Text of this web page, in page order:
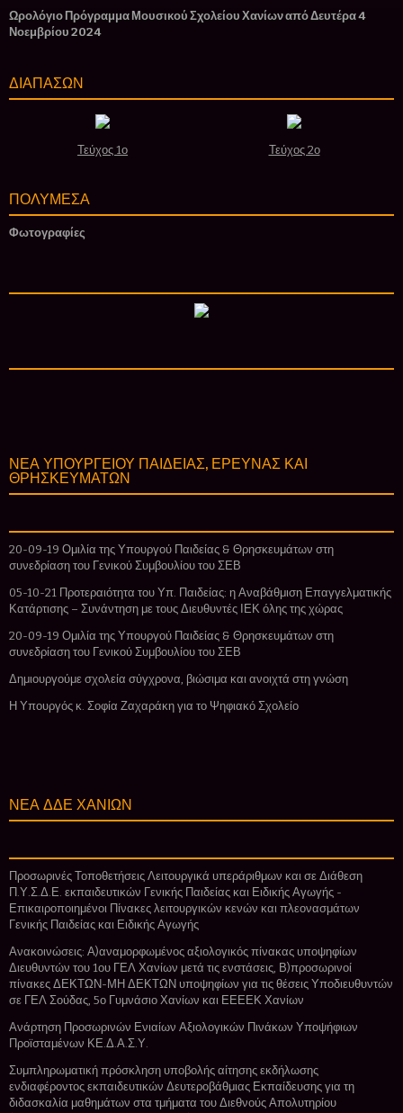
Ωρολόγιο Πρόγραμμα Μουσικού Σχολείου Χανίων από Δευτέρα 4
Νοεμβρίου 2024
ΔΙΑΠΑΣΩΝ
Τεύχος 1ο Τεύχος 2ο
ΠΟΛΥΜΕΣΑ
Φωτογραφίες
ΝΕΑ ΥΠΟΥΡΓΕΙΟΥ ΠΑΙΔΕΙΑΣ, ΕΡΕΥΝΑΣ ΚΑΙ
ΘΡΗΣΚΕΥΜΑΤΩΝ
20-09-19 Ομιλία της Υπουργού Παιδείας & Θρησκευμάτων στη
συνεδρίαση του Γενικού Συμβουλίου του ΣΕΒ
05-10-21 Προτεραιότητα του Υπ. Παιδείας: η Αναβάθμιση Επαγγελματικής
Κατάρτισης – Συνάντηση με τους Διευθυντές ΙΕΚ όλης της χώρας
20-09-19 Ομιλία της Υπουργού Παιδείας & Θρησκευμάτων στη
συνεδρίαση του Γενικού Συμβουλίου του ΣΕΒ
Δημιουργούμε σχολεία σύγχρονα, βιώσιμα και ανοιχτά στη γνώση
Η Υπουργός κ. Σοφία Ζαχαράκη για το Ψηφιακό Σχολείο
ΝΕΑ ΔΔΕ ΧΑΝΙΩΝ
Προσωρινές Τοποθετήσεις Λειτουργικά υπεράριθμων και σε Διάθεση
Π.Υ.Σ.Δ.Ε. εκπαιδευτικών Γενικής Παιδείας και Ειδικής Αγωγής -
Επικαιροποιημένοι Πίνακες λειτουργικών κενών και πλεονασμάτων
Γενικής Παιδείας και Ειδικής Αγωγής
Ανακοινώσεις: Α)αναμορφωμένος αξιολογικός πίνακας υποψηφίων
Διευθυντών του 1ου ΓΕΛ Χανίων μετά τις ενστάσεις, Β)προσωρινοί
πίνακες ΔΕΚΤΩΝ-ΜΗ ΔΕΚΤΩΝ υποψηφίων για τις θέσεις Υποδιευθυντών
σε ΓΕΛ Σούδας, 5ο Γυμνάσιο Χανίων και ΕΕΕΕΚ Χανίων
Ανάρτηση Προσωρινών Ενιαίων Αξιολογικών Πινάκων Υποψήφιων
Προϊσταμένων ΚΕ.Δ.Α.Σ.Υ.
Συμπληρωματική πρόσκληση υποβολής αίτησης εκδήλωσης
ενδιαφέροντος εκπαιδευτικών Δευτεροβάθμιας Εκπαίδευσης για τη
διδασκαλία μαθημάτων στα τμήματα του Διεθνούς Απολυτηρίου